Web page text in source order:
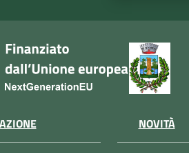
NOVITÀ